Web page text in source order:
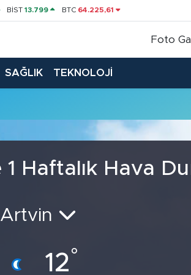
BİST13.799 BTC 64.225,61
Foto
SAĞLIK TEKNOLOJİ
Haftalık Hava
Artvin
12°